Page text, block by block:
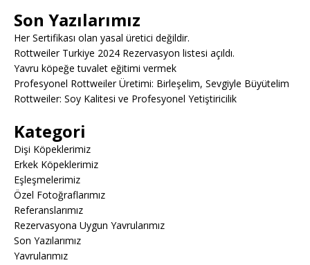
Son Yazılarımız
Her Sertifikası olan yasal üretici değildir.
Rottweiler Turkiye 2024 Rezervasyon listesi açıldı.
Yavru köpeğe tuvalet eğitimi vermek
Profesyonel Rottweiler Üretimi: Birleşelim, Sevgiyle Büyütelim
Rottweiler: Soy Kalitesi ve Profesyonel Yetiştiricilik
Kategori
Dişi Köpeklerimiz
Erkek Köpeklerimiz
Eşleşmelerimiz
Özel Fotoğraflarımız
Referanslarımız
Rezervasyona Uygun Yavrularımız
Son Yazılarımız
Yavrularımız